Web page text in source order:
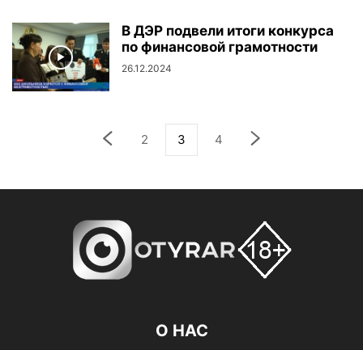
В ДЭР подвели итоги конкурса
по финансовой грамотности
26.12.2024
2 3 4
О НАС